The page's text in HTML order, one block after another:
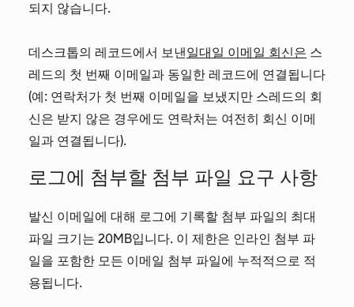
되지 않습니다.
데스크톱의 레코드에서 보낸일대일 이메일 회신은 스
레드의 첫 번째 이메일과 동일한 레코드에 연결됩니다
(예: 연락처가 첫 번째 이메일을 보냈지만 스레드의 회
신은 받지 않은 경우에도 연락처는 여전히 회신 이메
일과 연결됩니다).
로그에 첨부할 첨부 파일 요구 사항
발신 이메일에 대해 로그에 기록할 첨부 파일의 최대
파일 크기는 20MB입니다. 이 제한은 인라인 첨부 파
일을 포함한 모든 이메일 첨부 파일에 누적적으로 적
용됩니다.